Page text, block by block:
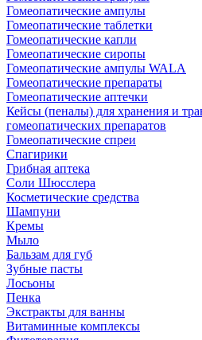
Гомеопатические ампулы
Гомеопатические таблетки
Гомеопатические капли
Гомеопатические сиропы
Гомеопатические ампулы WALA
Гомеопатические препараты
Гомеопатические аптечки
Кейсы (пеналы) для хранения и
гомеопатических препаратов
Гомеопатические спреи
Спагирики
Грибная аптека
Соли Шюсслера
Косметические средства
Шампуни
Кремы
Мыло
Бальзам для губ
Зубные пасты
Лосьоны
Пенка
Экстракты для ванны
Витаминные комплексы